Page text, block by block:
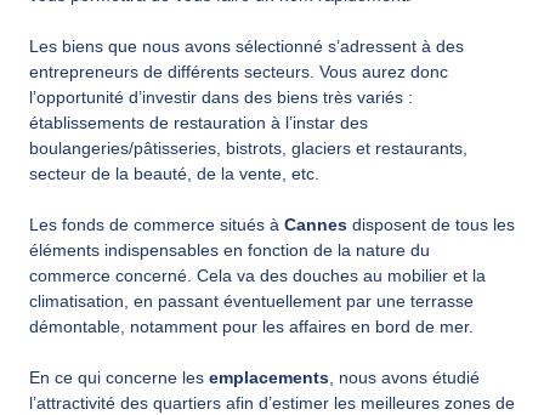
Les biens que nous avons sélectionné s’adressent à des
entrepreneurs de différents secteurs. Vous aurez donc
l’opportunité d’investir dans des biens très variés :
établissements de restauration à l’instar des
boulangeries/pâtisseries, bistrots, glaciers et restaurants,
secteur de la beauté, de la vente, etc.
Les fonds de commerce situés à Cannes disposent de tous les
éléments indispensables en fonction de la nature du
commerce concerné. Cela va des douches au mobilier et la
climatisation, en passant éventuellement par une terrasse
démontable, notamment pour les affaires en bord de mer.
En ce qui concerne les emplacements , nous avons étudié
l’attractivité des quartiers afin d’estimer les meilleures zones de